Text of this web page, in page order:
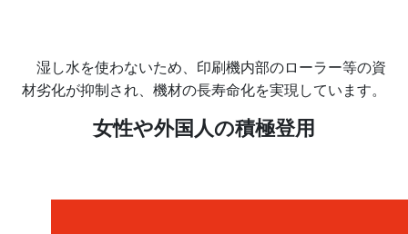
湿し水を使わないため、印刷機内部のローラー等の資
材劣化が抑制され、機材の長寿命化を実現しています。
女性や外国人の積極登用